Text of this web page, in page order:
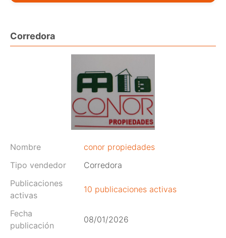
Corredora
Nombre
conor propiedades
Tipo vendedor
Corredora
Publicaciones
activas
10 publicaciones activas
Fecha
publicación
08/01/2026